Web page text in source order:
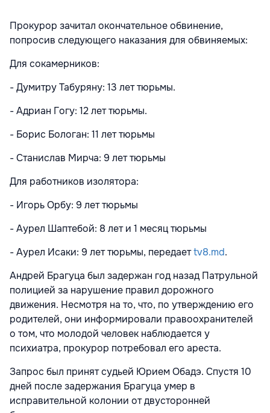
Прокурор зачитал окончательное обвинение,
попросив следующего наказания для обвиняемых:
Для сокамерников:
- Думитру Табуряну: 13 лет тюрьмы.
- Адриан Гогу: 12 лет тюрьмы.
- Борис Бологан: 11 лет тюрьмы
- Станислав Мирча: 9 лет тюрьмы
Для работников изолятора:
- Игорь Орбу: 9 лет тюрьмы
- Аурел Шаптебой: 8 лет и 1 месяц тюрьмы
- Аурел Исаки: 9 лет тюрьмы, передаетtv8.md.
Андрей Брагуца был задержан год назад Патрульной
полицией за нарушение правил дорожного
движения. Несмотря на то, что, по утверждению его
родителей, они информировали правоохранителей
о том, что молодой человек наблюдается у
психиатра, прокурор потребовал его ареста.
Запрос был принят судьей Юрием Обадэ. Спустя 10
дней после задержания Брагуца умер в
исправительной колонии от двусторонней